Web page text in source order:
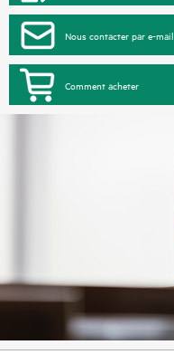
Nous contacter par e-mail
Comment acheter